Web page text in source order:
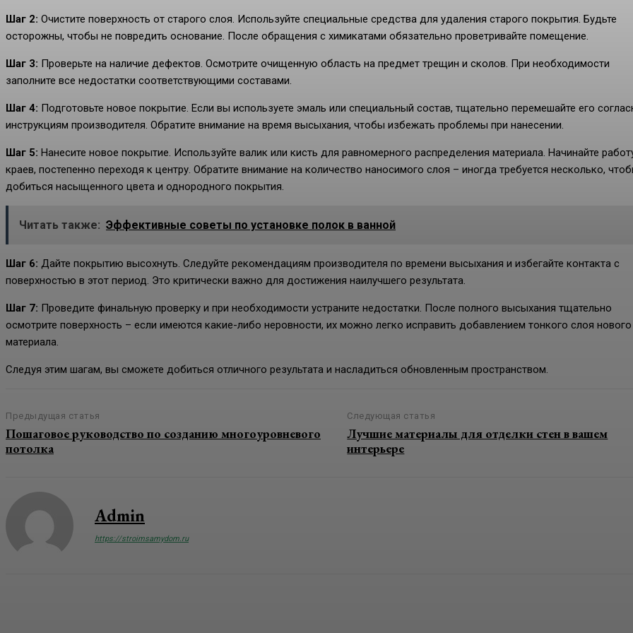
Шаг 2: Очистите поверхность от старого слоя. Используйте специальные средства для удаления старого покрытия. Будьте
осторожны, чтобы не повредить основание. После обращения с химикатами обязательно проветривайте помещение.
Шаг 3: Проверьте на наличие дефектов. Осмотрите очищенную область на предмет трещин и сколов. При необходимости
заполните все недостатки соответствующими составами.
Шаг 4: Подготовьте новое покрытие. Если вы используете эмаль или специальный состав, тщательно перемешайте его
инструкциям производителя. Обратите внимание на время высыхания, чтобы избежать проблемы при нанесении.
Шаг 5: Нанесите новое покрытие. Используйте валик или кисть для равномерного распределения материала. Начинайте
краев, постепенно переходя к центру. Обратите внимание на количество наносимого слоя – иногда требуется несколько,
добиться насыщенного цвета и однородного покрытия.
Читать также: Эффективные советы по установке полок в ванной
Шаг 6: Дайте покрытию высохнуть. Следуйте рекомендациям производителя по времени высыхания и избегайте контакта с
поверхностью в этот период. Это критически важно для достижения наилучшего результата.
Шаг 7: Проведите финальную проверку и при необходимости устраните недостатки. После полного высыхания тщательно
осмотрите поверхность – если имеются какие-либо неровности, их можно легко исправить добавлением тонкого слоя нового
материала.
Следуя этим шагам, вы сможете добиться отличного результата и насладиться обновленным пространством.
Предыдущая статья
Пошаговое руководство по созданию многоуровневого
потолка
Следующая статья
Лучшие материалы для отделки стен в вашем
интерьере
Admin
https://stroimsamydom.ru